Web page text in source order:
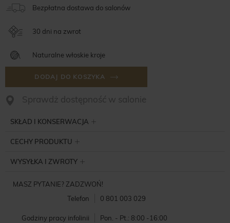
Bezpłatna dostawa do salonów
30 dni na zwrot
Naturalne włoskie kroje
DODAJ DO KOSZYKA
Sprawdż dostępność w salonie
SKŁAD I KONSERWACJA
CECHY PRODUKTU
WYSYŁKA I ZWROTY
MASZ PYTANIE? ZADZWOŃ!
Telefon
0 801 003 029
Godziny pracy infolinii Pon. - Pt.: 8:00 -16:00